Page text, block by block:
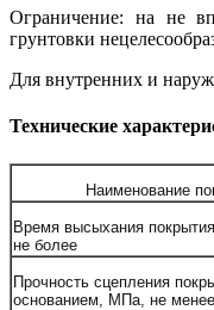
Ограничение: на не
грунтовки
Для внутренних и
Технические
Наименование
Время высыхания
не более
Прочность сцепления
основанием, МПа, не менее